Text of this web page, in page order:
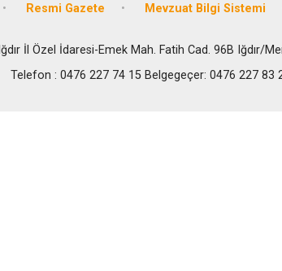
Resmi Gazete Mevzuat Bilgi Sistemi
Iğdır İl Özel İdaresi-Emek Mah. Fatih Cad. 96B Iğdır/
Telefon : 0476 227 74 15 Belgegeçer: 0476 227 83